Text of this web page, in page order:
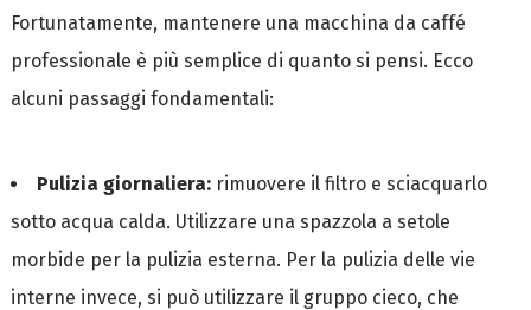
Fortunatamente, mantenere una macchina da caffé
professionale è più semplice di quanto si pensi. Ecco
alcuni passaggi fondamentali:
Pulizia giornaliera:rimuovere il filtro e sciacquarlo
sotto acqua calda. Utilizzare una spazzola a setole
morbide per la pulizia esterna. Per la pulizia delle vie
interne invece, si può utilizzare il gruppo cieco, che